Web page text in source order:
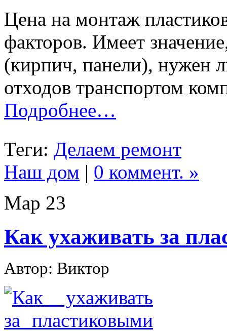
Цена на монтаж
факторов. Имеет
(кирпич, панели), нужен
отходов транспортом
Подробнее…
Теги: Делаем ремонт
Наш дом | 0 коммент. »
Мар 23
Как ухаживать за
Автор: Виктор